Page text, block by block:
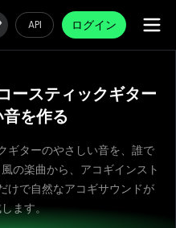
API ログイン
ースティックギター
を作る
ターのやさしい音を、誰で
の楽曲から、アコギインスト
けで自然なアコギサウンドが
ます。